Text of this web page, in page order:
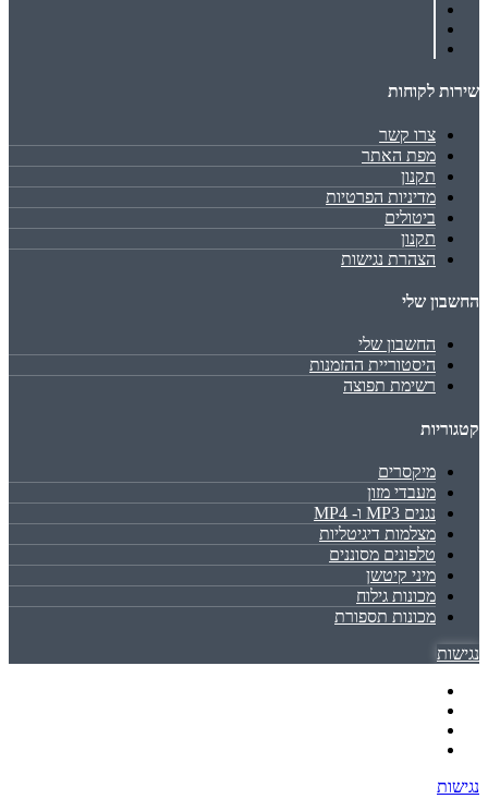
שירות לקוחות
צרו קשר
מפת האתר
תקנון
מדיניות הפרטיות
ביטולים
תקנון
הצהרת נגישות
החשבון שלי
החשבון שלי
היסטוריית ההזמנות
רשימת תפוצה
קטגוריות
מיקסרים
מעבדי מזון
נגנים MP3 ו- MP4
מצלמות דיגיטליות
טלפונים מסוננים
מיני קיטשן
מכונות גילוח
מכונות תספורת
נגישות
נגישות